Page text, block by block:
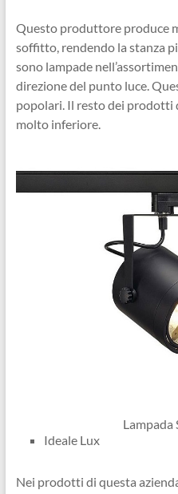
Questo produttore produce
soffitto, rendendo la stanza
sono lampade
direzione del punto luce.
popolari. Il resto dei prodotti
molto inferiore.
Lampada
Ideale Lux
Nei prodotti di questa